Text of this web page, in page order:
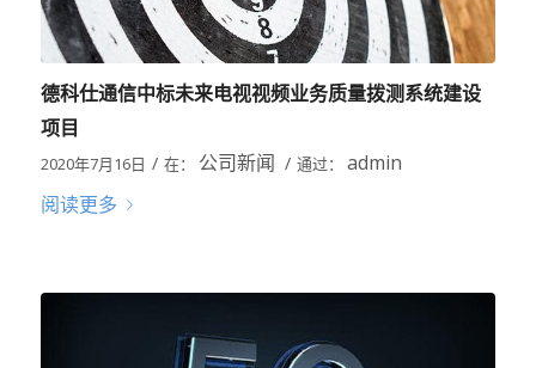
德科仕通信中标未来电视视频业务质量拨测系统建设
项目
2020年7月16日 / 在： 公司新闻 / 通过： admin
阅读更多